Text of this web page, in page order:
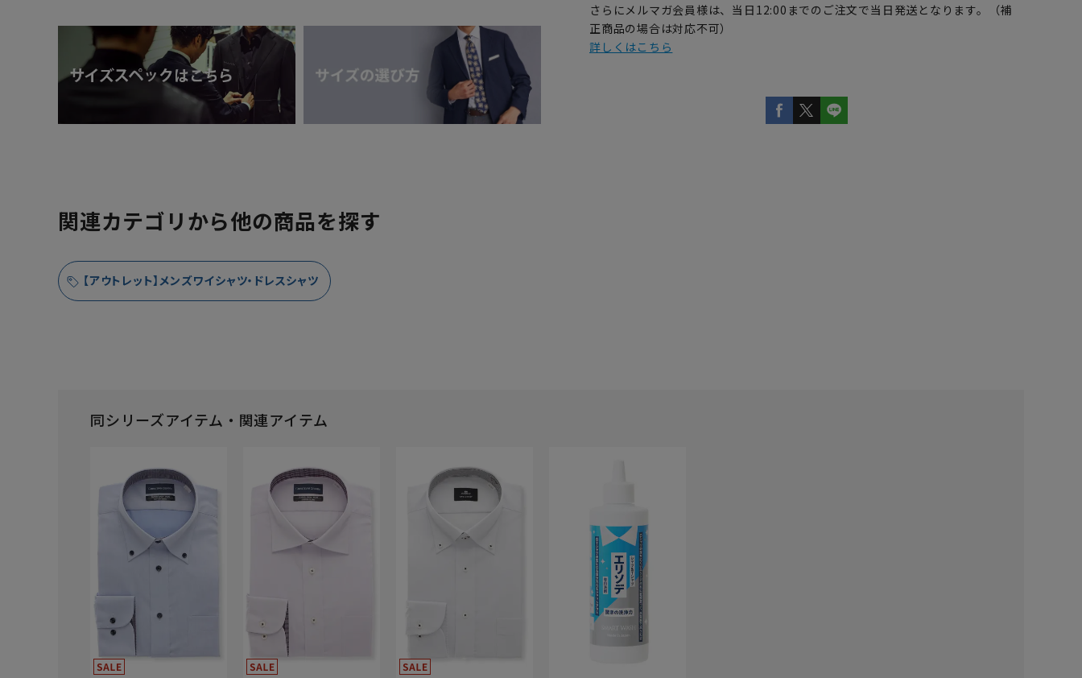
さらにメルマガ会員様は、当日12:00までのご注文で当日発送となります。（補
正商品の場合は対応不可）
詳しくはこちら
関連カテゴリから他の商品を探す
【アウトレット】メンズワイシャツ・ドレスシャツ
同シリーズアイテム・関連アイテム